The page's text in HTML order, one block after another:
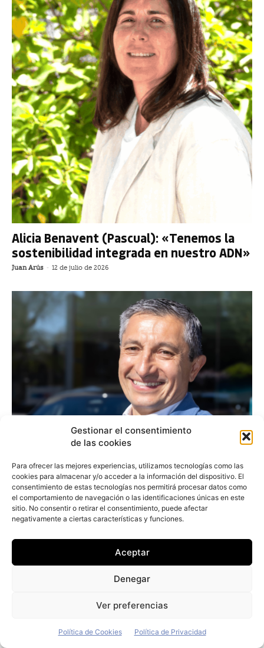
Gestionar el consentimiento
de las cookies
Para ofrecer las mejores experiencias, utilizamos tecnologías como las
cookies para almacenar y/o acceder a la información del dispositivo. El
consentimiento de estas tecnologías nos permitirá procesar datos como
el comportamiento de navegación o las identificaciones únicas en este
sitio. No consentir o retirar el consentimiento, puede afectar
negativamente a ciertas características y funciones.
Aceptar
Denegar
Ver preferencias
Política de Cookies Política de Privacidad
Alicia Benavent (Pascual): «Tenemos la
sostenibilidad integrada en nuestro ADN»
Juan Arús - 12 de julio de 2026
Alejandro Noriega (Opel): «Hay que seguir
para el eléctrico de empresas»